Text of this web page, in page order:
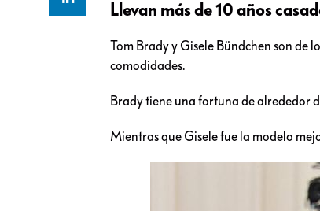
Llevan más de 10 años
Tom Brady y Gisele Bündchen son de
comodidades.
Brady tiene una fortuna de alrededor
Mientras que Gisele fue la modelo